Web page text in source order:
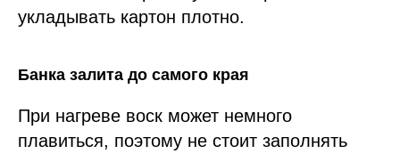
укладывать картон плотно.
Банка залита до самого края
При нагреве воск может немного
плавиться, поэтому не стоит заполнять